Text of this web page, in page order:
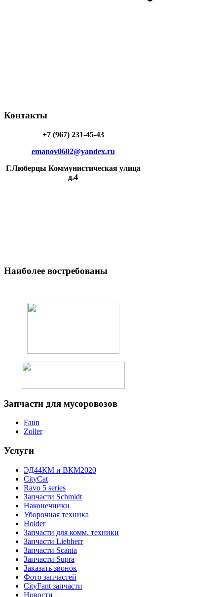
Контакты
+7 (967) 231-45-43
emanov0602@yandex.ru
Г.Люберцы Коммунистическая улица
д.4
Наиболее востребованы
Запчасти для мусоровозов
Faun
Zoller
Услуги
ЭД44КМ и ВКМ2020
CityCat
Ravo 5 series
Запчасти Schmidt
Наконечники
Уборочная техника
Holder
Запчасти для комм. техники
Запчасти Liebherr
Запчасти Scania
Запчасти Supra
Заказать звонок
Фото запчастей
CityFant запчасти
Новости